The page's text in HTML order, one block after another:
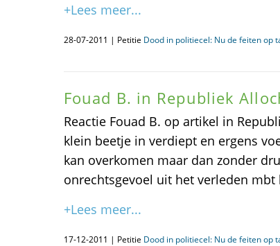
+Lees meer...
28-07-2011 | Petitie Dood in politiecel: Nu de feiten op
Fouad B. in Republiek
Reactie Fouad B. op artikel in
klein beetje in verdiept en ergens
kan overkomen maar dan zonder
onrechtsgevoel uit het verleden mbt
+Lees meer...
17-12-2011 | Petitie Dood in politiecel: Nu de feiten op